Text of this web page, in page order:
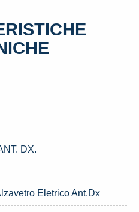
DX.
Eletrico Ant.Dx